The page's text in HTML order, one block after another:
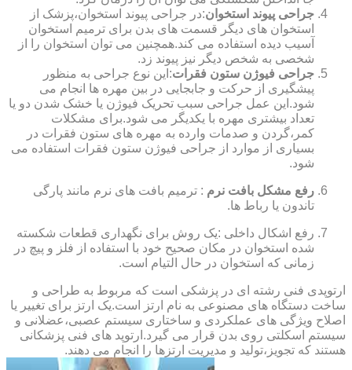
جراحی پیوند استخوان:در جراحی پیوند استخوان،پزشک از
استخوان های دیگر قسمت های بدن برای ترمیم استخوان
آسیب دیده استفاده می کند.همچنین می توان استخوان را از
شخصی به شخص دیگر نیز پیوند زد.
جراحی فیوژن ستون فقرات:این نوع جراحی به منظور
پیشگیری از حرکت و جابجایی در بین مهره ها انجام می
شود.این عمل جراحی سبب تحریک فیوژن یا خشک شدن دو یا
تعداد بیشتری مهره با یکدیگر می شود.برای مشکلات
کمر،گردن و صدمات وارده به مهره های ستون فقرات در
بسیاری از موارد از جراحی فیوژن ستون فقرات استفاده می
شود.
رفع مشکل بافت نرم : ترمیم بافت های نرم مانند پارگی
تاندون یا رباط ها.
رفع اشکال داخلی :یک روش برای نگهداری قطعات شکسته
شده استخوان در مکان صحیح خود با استفاده از فلز و پیچ در
زمانی که استخوان در حال التیام است.
ارتوپدی فنی رشته ای در پزشکی است که مربوط به طراحی و
ساخت دستگاه های مصنوعی به نام ارتز است.یک ارتز برای تغییر یا
اصلاح ویژگی های عملکردی و ساختاری سیستم عصبی،عضلانی و
سیستم اسکلتی روی بدن قرار می گیرد.ارتوپد های فنی پزشکانی
هستند که تجویز،تولید و مدیریت ارتزها را انجام می دهند.